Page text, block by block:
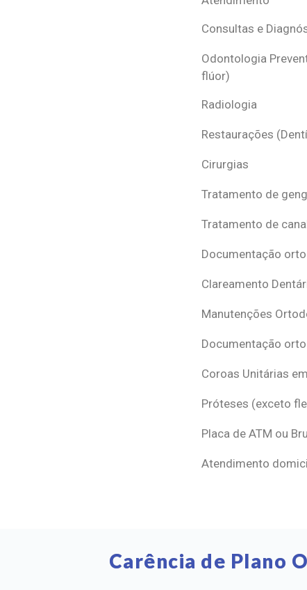
Consultas e
Odontologia
flúor)
Radiologia
Restaurações
Cirurgias
Tratamento de
Tratamento de
Documentação
Clareamento
Manutenções
Documentação
Coroas Unitárias
Próteses (exceto
Placa de ATM ou
Atendimento
Carência de Plano